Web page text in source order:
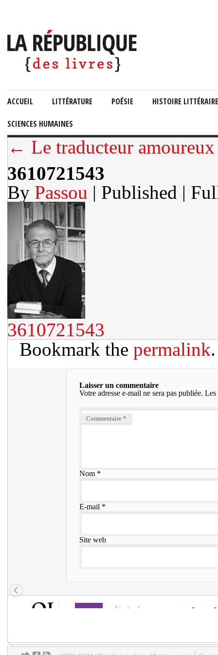
ACCUEIL LITTÉRATURE POÉSIE HISTOIRE LITTÉRAIRE
SCIENCES HUMAINES
← Le traducteur amoureux
3610721543
By Passou | Published |
3610721543
Bookmark the permalink.
Laisser un commentaire
Votre adresse e-mail ne sera pas publiée. Les
Commentaire *
Nom*
E-mail *
Site web